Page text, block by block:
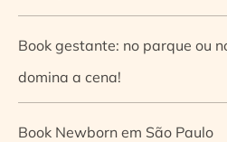
Book gestante: no parque ou
domina a cena!
Book Newborn em São Paulo